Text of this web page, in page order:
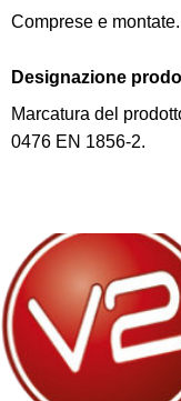
Comprese e montate.
Designazione
Marcatura del
0476 EN 1856-2.